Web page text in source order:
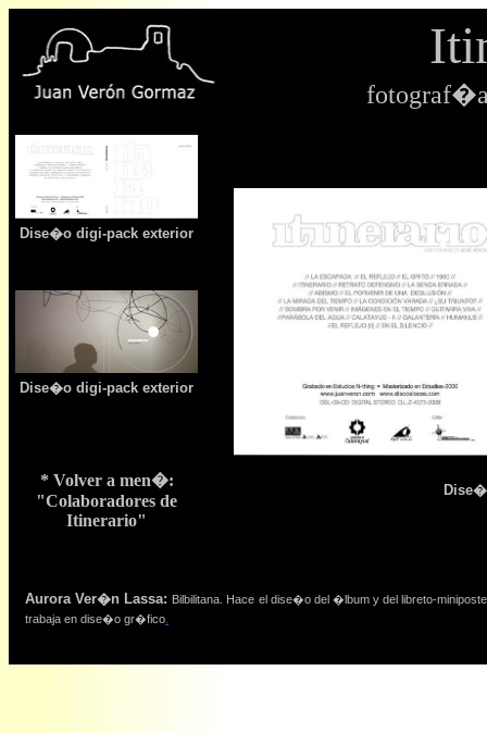
Dise�o digi-pack exterior
Dise�o digi-pack exterior
* Volver a men�:
"Colaboradores de
Itinerario"
Aurora Ver�n Lassa: Bilbilitana. Hace el dise�o del �lbum y del libreto-
trabaja en dise�o gr�fico